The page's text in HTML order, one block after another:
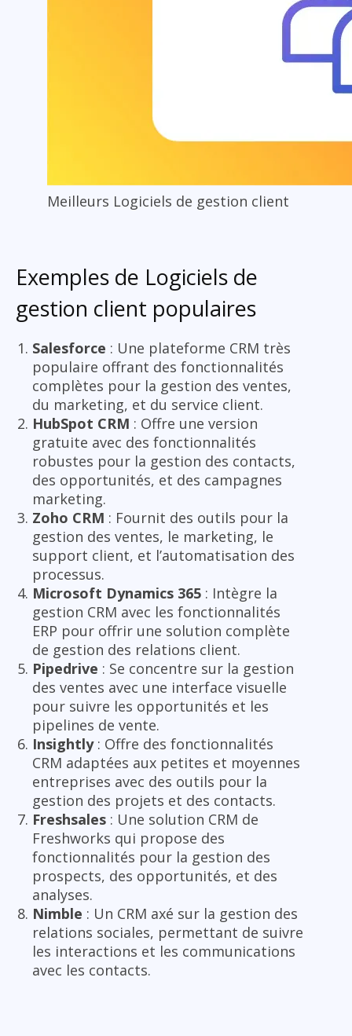
Meilleurs Logiciels de gestion client
Exemples de Logiciels de
gestion client populaires
Salesforce : Une plateforme CRM très
populaire offrant des fonctionnalités
complètes pour la gestion des ventes,
du marketing, et du service client.
HubSpot CRM : Offre une version
gratuite avec des fonctionnalités
robustes pour la gestion des contacts,
des opportunités, et des campagnes
marketing.
Zoho CRM : Fournit des outils pour la
gestion des ventes, le marketing, le
support client, et l’automatisation des
processus.
Microsoft Dynamics 365 : Intègre la
gestion CRM avec les fonctionnalités
ERP pour offrir une solution complète
de gestion des relations client.
Pipedrive : Se concentre sur la gestion
des ventes avec une interface visuelle
pour suivre les opportunités et les
pipelines de vente.
Insightly: Offre des fonctionnalités
CRM adaptées aux petites et moyennes
entreprises avec des outils pour la
gestion des projets et des contacts.
Freshsales : Une solution CRM de
Freshworks qui propose des
fonctionnalités pour la gestion des
prospects, des opportunités, et des
analyses.
Nimble : Un CRM axé sur la gestion des
relations sociales, permettant de suivre
les interactions et les communications
avec les contacts.